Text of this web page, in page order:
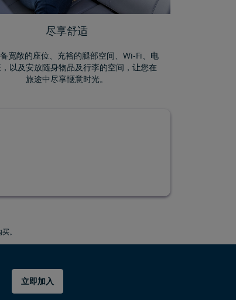
尽享舒适
宽敞的座位、充裕的腿部空间、Wi-Fi、电
以及安放随身物品及行李的空间，让您在
旅途中尽享惬意时光。
。
立即加入